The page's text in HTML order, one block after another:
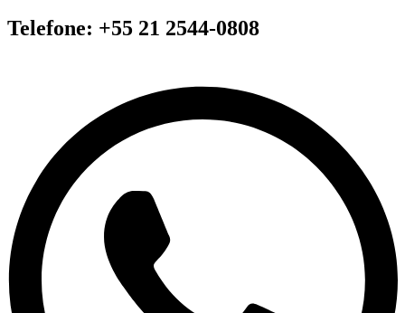
Telefone: +55 21 2544-0808